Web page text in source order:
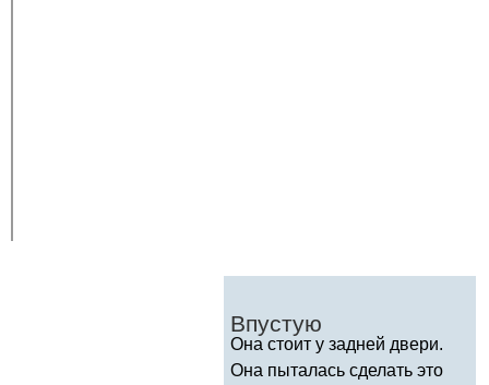
Впустую
Она стоит у задней двери.
Она пыталась сделать это